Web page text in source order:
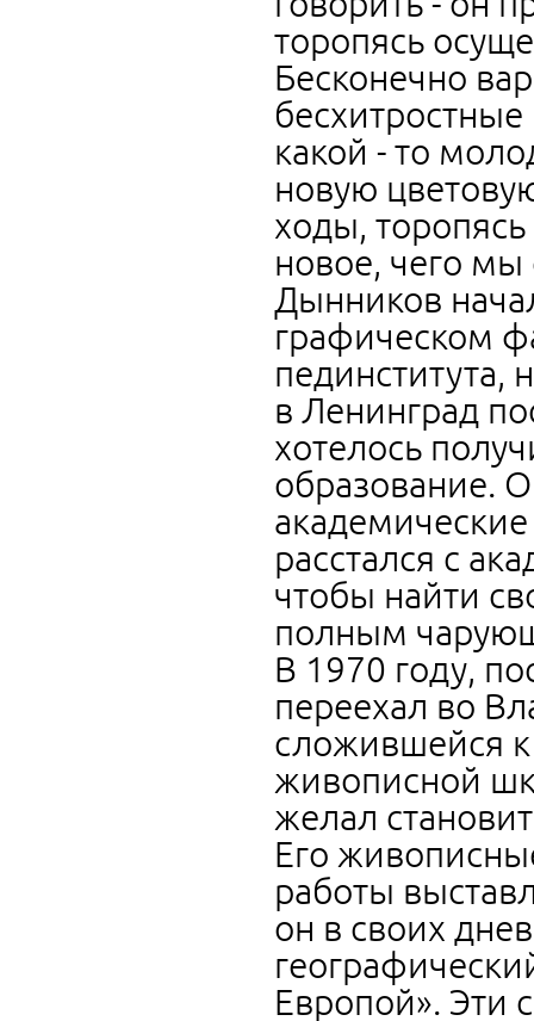
торопясь
Бесконечно
какой - то
новую
ходы,
новое, чего
Дынников
графическом
пединститута,
в Ленинград
хотелось
образование.
расстался с
чтобы найти
полным
В 1970 году,
переехал во
сложившейся
живописной
желал
Его
работы
он в своих
Европой». Эти